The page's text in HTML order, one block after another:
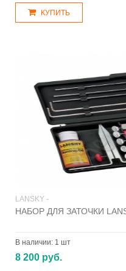
КУПИТЬ
LANSKY -
НАБОР ДЛЯ ЗАТОЧКИ
В наличии: 1 шт
8 200 руб.